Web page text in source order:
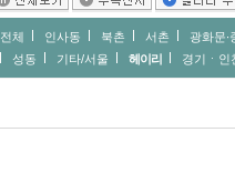
전체 인사동 북촌 서촌
광화문∙
성동
기타/서울 헤이리 경기ㆍ인